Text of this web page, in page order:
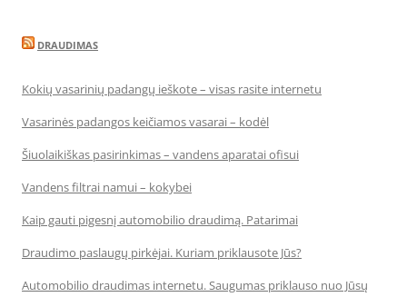
DRAUDIMAS
Kokių vasarinių padangų ieškote – visas rasite internetu
Vasarinės padangos keičiamos vasarai – kodėl
Šiuolaikiškas pasirinkimas – vandens aparatai ofisui
Vandens filtrai namui – kokybei
Kaip gauti pigesnį automobilio draudimą. Patarimai
Draudimo paslaugų pirkėjai. Kuriam priklausote Jūs?
Automobilio draudimas internetu. Saugumas priklauso nuo Jūsų